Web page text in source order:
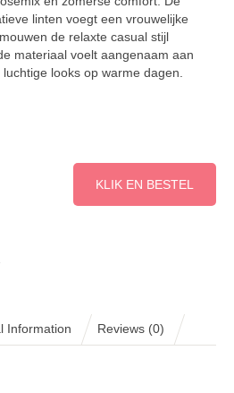
linten voegt een vrouwelijke
de relaxte casual stijl
materiaal voelt aangenaam aan
looks op warme dagen.
KLIK EN BESTEL
Information Reviews (0)